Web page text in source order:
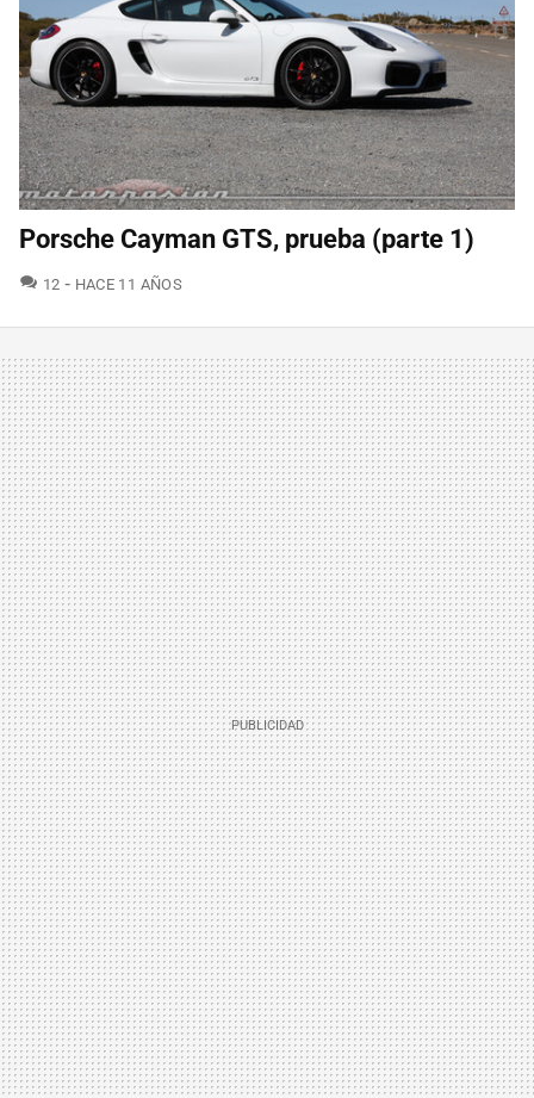
Porsche Cayman GTS, prueba (parte 1)
12 COMENTARIOS
HACE 11 AÑOS